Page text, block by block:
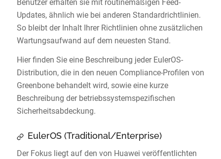
Benutzer erhalten sie mit routinemäßigen Feed-
Updates, ähnlich wie bei anderen Standardrichtlinien.
So bleibt der Inhalt Ihrer Richtlinien ohne zusätzlichen
Wartungsaufwand auf dem neuesten Stand.
Hier finden Sie eine Beschreibung jeder EulerOS-
Distribution, die in den neuen Compliance-Profilen von
Greenbone behandelt wird, sowie eine kurze
Beschreibung der betriebssystemspezifischen
Sicherheitsabdeckung.
EulerOS (Traditional/Enterprise)
Der Fokus liegt auf den von Huawei veröffentlichten